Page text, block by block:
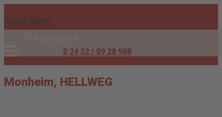
to
content
Rieder Märkte
cart
Anmelden
0 24 32 / 89 28 988
Monheim, HELLWEG